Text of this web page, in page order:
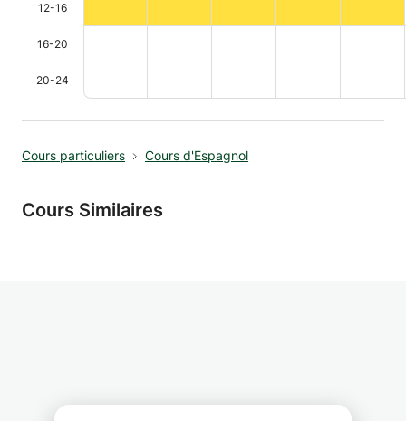
12-16
16-20
20-24
Cours particuliers Cours d'Espagnol
Cours Similaires